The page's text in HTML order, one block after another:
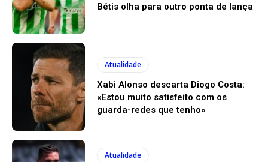
Bétis olha para outro ponta de lança
Atualidade
Xabi Alonso descarta Diogo Costa:
«Estou muito satisfeito com os
guarda-redes que tenho»
Atualidade